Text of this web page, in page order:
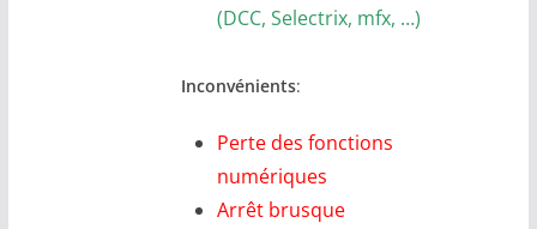
(DCC, Selectrix, mfx, …)
Inconvénients:
Perte des fonctions
numériques
Arrêt brusque